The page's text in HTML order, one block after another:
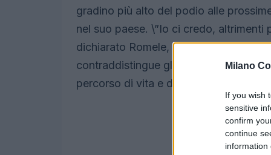
Milano
If you wish
sensitive
confirm
continue
information
gradino più alto del podio alle
nel suo paese. \”Io ci credo, altrimenti
dichiarato Romele, incarnando
contraddistingue gli atleti paralimpici.
percorso di vita e di sfide affrontate